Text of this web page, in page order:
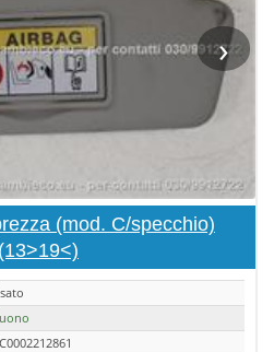
›
(mod. C/specchio)